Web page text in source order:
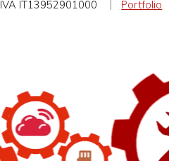
IVA IT13952901000 Portfolio